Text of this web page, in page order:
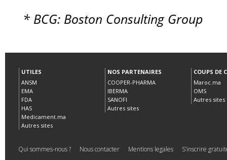
UTILES
ANSM
EMA
FDA
HAS
Medicament.ma
Autres sites
NOS PARTENAIRES
COOPER-PHARMA
IBERMA
SANOFI
Autres sites
COUPS DE
Maroc.ma
OMS
Autres sites
Qui sommes-nous ? Nous contacter Mentions legales S’inscrire